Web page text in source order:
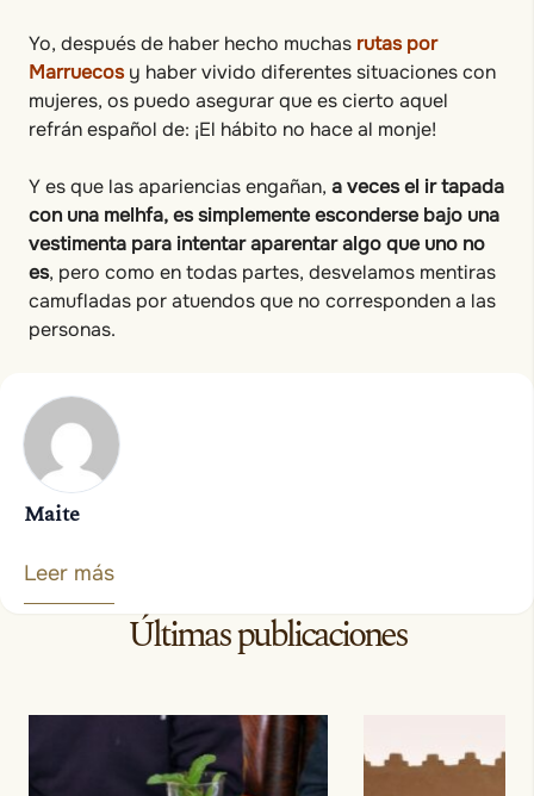
Yo, después de haber hecho muchas rutas por
Marruecos y haber vivido diferentes situaciones con
mujeres, os puedo asegurar que es cierto aquel
refrán español de: ¡El hábito no hace al monje!
Y es que las apariencias engañan, a veces el ir tapada
con una melhfa, es simplemente esconderse bajo una
vestimenta para intentar aparentar algo que uno no
es, pero como en todas partes, desvelamos mentiras
camufladas por atuendos que no corresponden a las
personas.
Maite
Leer más
Últimas publicaciones